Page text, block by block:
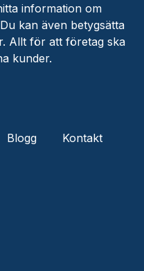
information om
kan även betygsätta
Allt för att företag ska
kunder.
Blogg
Kontakt